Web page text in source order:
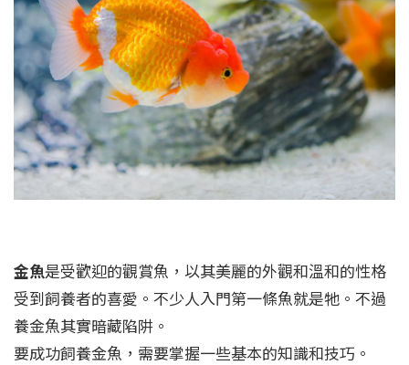
金魚是受歡迎的觀賞魚，以其美麗的外觀和溫和的性格
受到飼養者的喜愛。不少人入門第一條魚就是牠。不過
養金魚其實暗藏陷阱。
要成功飼養金魚，需要掌握一些基本的知識和技巧。